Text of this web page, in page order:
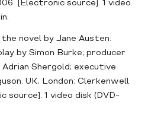
[Electronic source]. 1 video
the novel by Jane Austen:
by Simon Burke; producer
Shergold; executive
UK, London: Clerkenwell
source]. 1 video disk (DVD-